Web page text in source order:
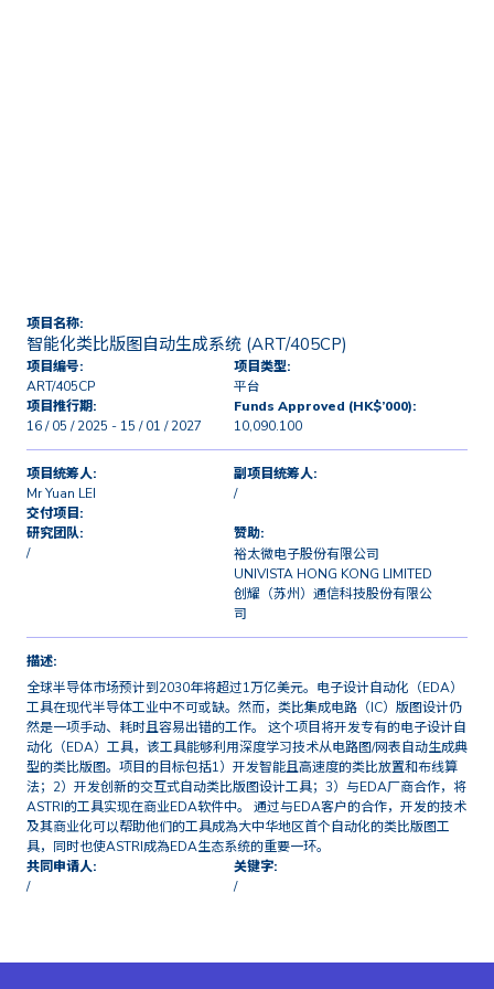
项目名称:
智能化类比版图自动生成系统 (ART/405CP)
项目编号:
ART/405CP
项目类型:
平台
项目推行期:
16 / 05 / 2025 - 15 / 01 / 2027
Funds Approved (HK$’000):
10,090.100
项目统筹人:
Mr Yuan LEI
副项目统筹人:
/
交付项目:
研究团队:
/
赞助:
裕太微电子股份有限公司
UNIVISTA HONG KONG LIMITED
创耀（苏州）通信科技股份有限公
司
描述:
全球半导体市场预计到2030年将超过1万亿美元。电子设计自动化（EDA）
工具在现代半导体工业中不可或缺。然而，类比集成电路（IC）版图设计仍
然是一项手动、耗时且容易出错的工作。 这个项目将开发专有的电子设计自
动化（EDA）工具，该工具能够利用深度学习技术从电路图/网表自动生成典
型的类比版图。项目的目标包括1）开发智能且高速度的类比放置和布线算
法；2）开发创新的交互式自动类比版图设计工具；3）与EDA厂商合作，将
ASTRI的工具实现在商业EDA软件中。 通过与EDA客户的合作，开发的技术
及其商业化可以帮助他们的工具成為大中华地区首个自动化的类比版图工
具，同时也使ASTRI成為EDA生态系统的重要一环。
共同申请人:
/
关键字:
/